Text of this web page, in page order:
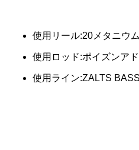
使用リール:20メタニウ
使用ロッド:ポイズンア
使用ライン:ZALTS